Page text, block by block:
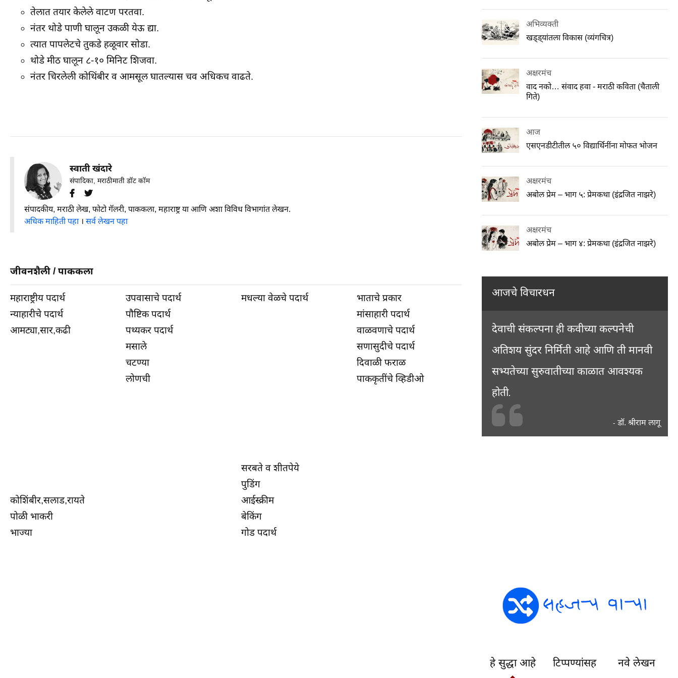
तेलात तयार केलेले वाटण परतवा.
नंतर थोडे पाणी घालून उकळी येऊ द्या.
त्यात पापलेटचे तुकडे हळूवार सोडा.
थोडे मीठ घालून ८-१० मिनिट शिजवा.
नंतर चिरलेली कोथिंबीर व आमसूल घातल्यास चव अधिकच वाढते.
स्वाती खंदारे
संपादिका, मराठीमाती डॉट कॉम
संपादकीय, मराठी लेख, फोटो गॅलरी, पाककला, महाराष्ट्र या आणि अशा विविध विभागांत लेखन.
अधिक माहिती पहा। सर्व लेखन पहा
जीवनशैली / पाककला
महाराष्ट्रीय पदार्थ
न्याहारीचे पदार्थ
आमट्या,सार,कढी
कोशिंबीर,सलाड,रायते
पोळी भाकरी
भाज्या
उपवासाचे पदार्थ
पौष्टिक पदार्थ
पथ्यकर पदार्थ
मसाले
चटण्या
लोणची
मधल्या वेळचे पदार्थ
सरबते व शीतपेये
पुडिंग
आईस्क्रीम
बेकिंग
गोड पदार्थ
भाताचे प्रकार
मांसाहारी पदार्थ
वाळवणाचे पदार्थ
सणासुदीचे पदार्थ
दिवाळी फराळ
पाककृतींचे व्हिडीओ
अभिव्यक्ती
खड्ड्यांतला विकास (व्यंगचित्र)
अक्षरमंच
वाद नको… संवाद हवा - मराठी कविता (चैताली
गिते)
आज
एसएनडीटीतील ५० विद्यार्थिनींना मोफत भोजन
अक्षरमंच
अबोल प्रेम – भाग ५: प्रेमकथा (इंद्रजित नाझरे)
अक्षरमंच
अबोल प्रेम – भाग ४: प्रेमकथा (इंद्रजित नाझरे)
आजचे विचारधन
देवाची संकल्पना ही कवीच्या कल्पनेची
अतिशय सुंदर निर्मिती आहे आणि ती मानवी
सभ्यतेच्या सुरुवातीच्या काळात आवश्यक
होती.
- डॉ. श्रीराम लागू
हे सुद्धा आहे टिप्पण्यांसह नवे लेखन